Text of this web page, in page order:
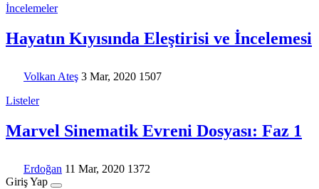
İncelemeler
Hayatın Kıyısında Eleştirisi ve İncelemesi
Volkan Ateş 3 Mar, 2020 1507
Listeler
Marvel Sinematik Evreni Dosyası: Faz 1
Erdoğan 11 Mar, 2020 1372
Giriş Yap